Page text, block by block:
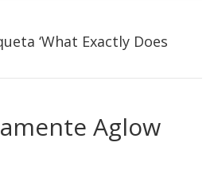
‘What Exactly Does
Aglow